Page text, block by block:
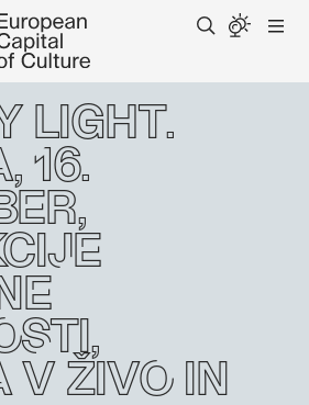
Light:
16.
v živo in